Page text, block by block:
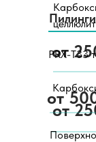
от
от
Пилинги
PRX-T33
от